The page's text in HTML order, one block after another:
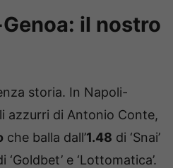
il nostro
storia. In Napoli-
azzurri di Antonio Conte,
che balla dall’1.48 di ‘Snai’
‘Goldbet’ e ‘Lottomatica’.